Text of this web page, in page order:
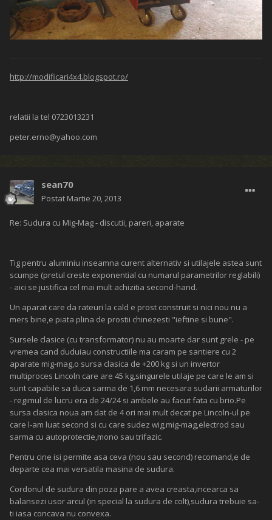
http://modificari4x4.blogspot.ro/
relatii la tel 0723013231
peter.erno@yahoo.com
sean70
Postat Martie 20, 2013
Re: Sudura cu Mig-Mag - discutii, pareri, aparate
Tig pentru aluminiu inseamna curent alternativ si utilajele astea sunt
scumpe (pretul creste exponential cu numarul parametrilor reglabili)
- aici se justifica cel mai mult achizitia second-hand.
Un aparat care da rateuri la cald e prost construit si nici nou nu a
mers bine,e piata plina de prostii chinezesti "ieftine si bune".
Sursele clasice (cu transformator) nu au moarte dar sunt grele - pe
vremea cand duduiau constructiile ma caram pe santiere cu 2
aparate mig-mag,o sursa clasica de +200 kg si un invertor
multiproces Lincoln care are 45 kg,singurele utilaje pe care le am si
sunt capabile sa duca sarma de 1,6 mm necesara sudarii armaturilor
- regimul de lucru era de 24/24 si ambele au facut fata cu brio.Pe
sursa clasica noua am dat de 4 ori mai mult decat pe Lincoln-ul pe
care l-am luat second si cu care sudez wig,mig-mag,electrod sau
sarma cu autoprotectie,mono sau trifazic.
Pentru cine isi permite asa ceva (nou sau second) recomand,e de
departe cea mai versatila masina de sudura.
Cordonul de sudura din poza pare a avea creasta,incearca sa
balansezi usor arcul (in special la sudura de colt),sudura trebuie sa-
ti iasa concava nu convexa.